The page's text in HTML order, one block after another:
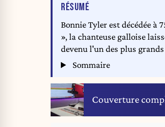
RÉSUMÉDE L'ARTICLE
Bonnie Tyler est décédée à
», la chanteuse galloise
devenu l'un des plus
Sommaire
Couverture